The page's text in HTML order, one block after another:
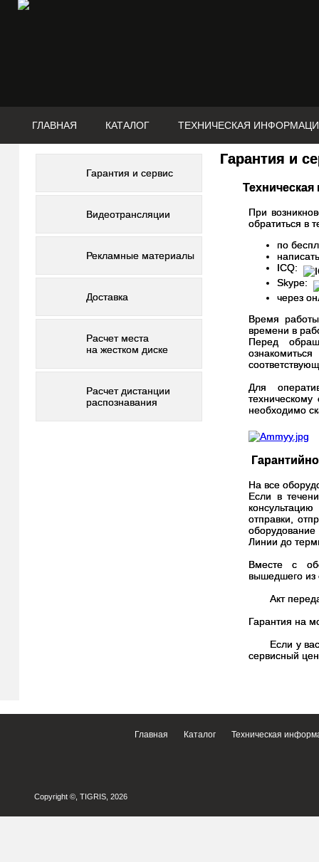
ГЛАВНАЯ КАТАЛОГ ТЕХНИЧЕСКАЯ
Гарантия и сервис
Видеотрансляции
Рекламные материалы
Доставка
Расчет места
на жестком диске
Расчет дистанции
распознавания
Гарантия и
Техническая
При
обратиться в
по
ICQ:
Skype:
через
Время
времени в
Перед
Для
необходимо
На все
Если в
отправки,
Линии до
Вместе с
вышедшего из
Акт
Гарантия на
Если у вас
сервисный
Главная Каталог Техническая
Copyright ©, TIGRIS, 2026